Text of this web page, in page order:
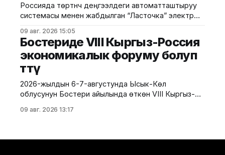
максаты — уюлдук түзүлүштөрдүн мыйзамдуу
жүгүртүлүшүн камсыз кылуу, контрабандага бөгөт коюу
жана керектөөчүлөрдүн укугун коргоо.
Россияда төртүнчү деңгээлдеги автоматташтыруу
системасы менен жабдылган “Ласточка” электр
борбордук шакек темир жолунда (МЦК) өткөрүлүп
жатат. Бул тууралуу РИА-Новости маалымдады.
Билдирүүгө караганда, жаңы технологиянын өзгөчөлүгү
— поездди башкаруу үчүн анын ичинде машинисттин
болушу талап кылынбайт. Поезд өз алдынча
ылдамдап, тормоз басып, эшиктерди ачып-жабат.
Анын
09 авг. 2026 15:05
Бостериде VIII Кыргыз-Россия
экономикалык форуму болуп
өттү
2026-жылдын 6-7-августунда Ысык-Көл
облусунун Бостери айылында өткөн VIII Кыргыз-
чара Евразия өкмөттөр аралык кеңешинин
09 авг. 2026 13:17